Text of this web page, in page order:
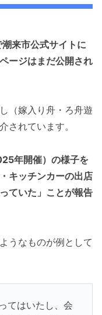
来市公式サイトに
ージはまだ公開され
（嫁入り舟・ろ舟遊
されています。
年開催）の様子を
キッチンカーの出店
ていた」ことが報告
うなものが例として
てはいたし、会